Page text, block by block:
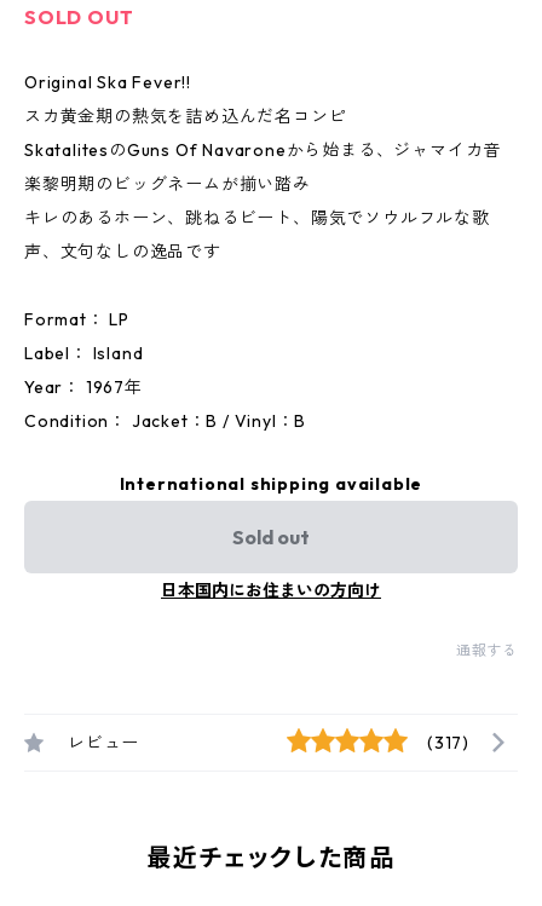
SOLD OUT
Original Ska Fever!!
スカ黄金期の熱気を詰め込んだ名コンピ
SkatalitesのGuns Of Navaroneから始まる、ジャマイカ音
楽黎明期のビッグネームが揃い踏み
キレのあるホーン、跳ねるビート、陽気でソウルフルな歌
声、文句なしの逸品です
Format： LP
Label： Island
Year： 1967年
Condition： Jacket：B / Vinyl：B
International shipping available
Sold out
日本国内にお住まいの方向け
通報する
レビュー (317)
最近チェックした商品